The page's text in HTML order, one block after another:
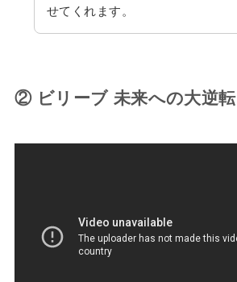
せてくれます。
② ビリーブ 未来への大逆転